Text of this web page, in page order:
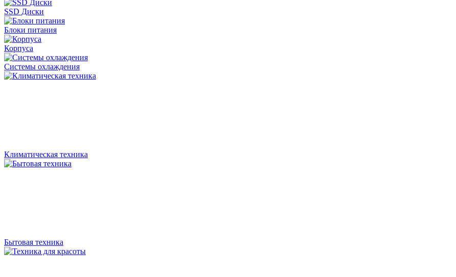
SSD Диски
Блоки питания
Корпуса
Системы охлаждения
Климатическая техника
Бытовая техника